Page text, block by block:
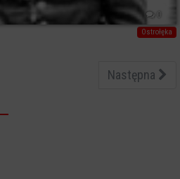
0
Ostrołęka
Następna